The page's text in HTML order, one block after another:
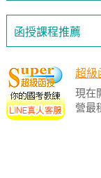
函授課程推薦
超級
現在
營最